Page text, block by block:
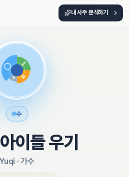
내 사주 분석하기
수
이들 우기
Yuqi · 가수